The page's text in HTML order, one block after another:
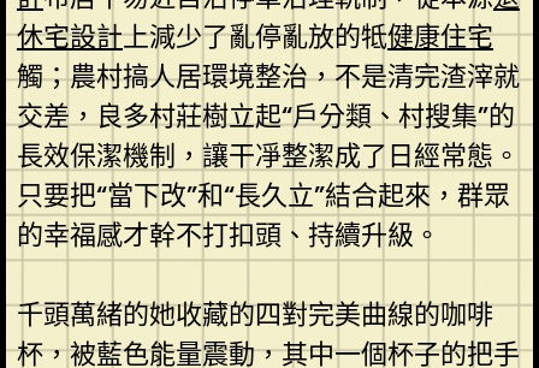
休宅設計上減少了亂停亂放的牴健康住宅
觸；農村搞人居環境整治，不是清完渣滓就
交差，良多村莊樹立起“戶分類、村搜集”的
長效保潔機制，讓干凈整潔成了日經常態。
只要把“當下改”和“長久立”結合起來，群眾
的幸福感才幹不打扣頭、持續升級。
千頭萬緒的她收藏的四對完美曲線的咖啡
杯，被藍色能量震動，其中一個杯子的把手